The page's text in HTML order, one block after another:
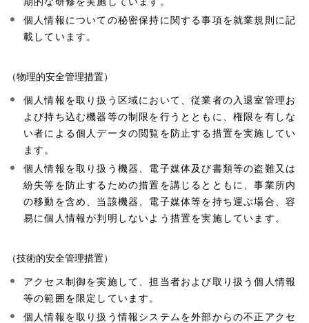
個人情報についての秘密保持に関する事項を就業規則に記
載しています。
（物理的安全管理措置）
個人情報を取り扱う区域において、従業者の入退室管理お
よび持ち込む機器等の制限を行うとともに、権限を有しな
い者による個人データの閲覧を防止する措置を実施してい
ます。
個人情報を取り扱う機器、電子媒体及び書類等の盗難又は
紛失等を防止するための措置を講じるとともに、事業所内
の移動を含め、当該機器、電子媒体等を持ち運ぶ場合、容
易に個人情報が判明しないよう措置を実施しています。
（技術的安全管理措置）
アクセス制御を実施して、担当者および取り扱う個人情報
等の範囲を限定しています。
個人情報を取り扱う情報システムを外部からの不正アクセ